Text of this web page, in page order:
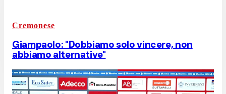
Cremonese
Giampaolo: "Dobbiamo solo vincere, non
abbiamo alternative"